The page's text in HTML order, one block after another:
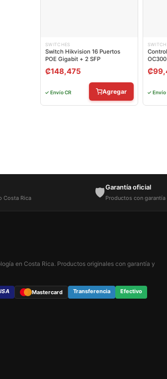
SWITCHES
Switch Hikvision 16 Puertos
POE Gigabit + 2 SFP
₡148,475
✓ Envío CR Agregar
₡
✓ Envío
Costa Rica 🛡️Garantía oficial
Productos con
en Costa Rica. Productos originales con garantía y
Mastercard Transferencia Efectivo